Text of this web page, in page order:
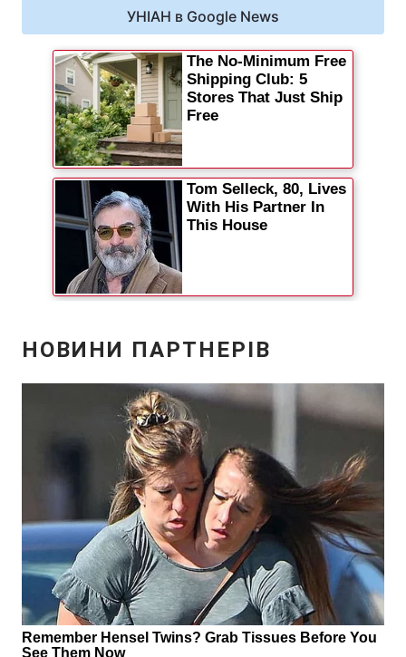
Контакти
ПОСЛУГИ
Реклама на сайті
Моніторинг Пресцентр
УНІАН в Google News